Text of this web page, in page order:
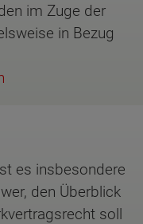
im Zuge der
in Bezug
es insbesondere
den Überblick
soll